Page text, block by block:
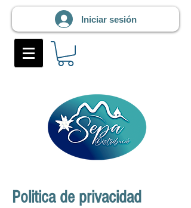
Iniciar sesión
Politica de privacidad